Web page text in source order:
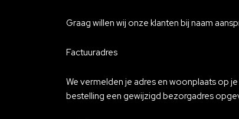
Graag willen wij onze klanten bij naam
Factuuradres
We vermelden je adres en woonplaats op
bestelling een gewijzigd bezorgadres